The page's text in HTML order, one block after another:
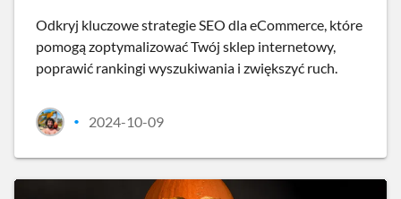
Odkryj kluczowe strategie SEO dla eCommerce, które
pomogą zoptymalizować Twój sklep internetowy,
poprawić rankingi wyszukiwania i zwiększyć ruch.
• 2024-10-09